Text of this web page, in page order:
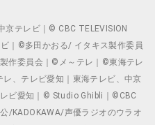
テレビ｜© CBC TELEVISION
｜©多田かおる/ イタキス製作委員
作委員会｜©メ～テレ｜©東海テレ
、テレビ愛知｜東海テレビ、中京
ビ愛知｜© Studio Ghibli｜©CBC
/KADOKAWA/声優ラジオのウラオ